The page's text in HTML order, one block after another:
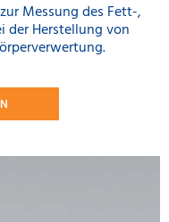
Messung des Fett-,
der Herstellung von